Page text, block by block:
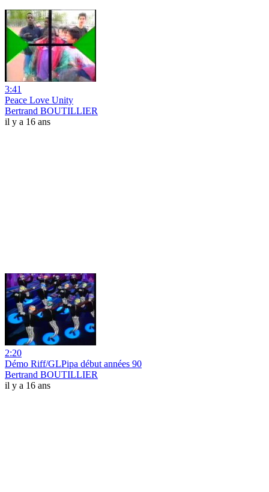
3:41
Peace Love Unity
Bertrand BOUTILLIER
il y a 16 ans
2:20
Démo Riff/GLPipa début années 90
Bertrand BOUTILLIER
il y a 16 ans